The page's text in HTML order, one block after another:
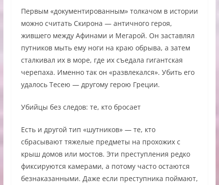
Первым «документированным» толкачом в истории
можно считать Скирона — античного героя,
жившего между Афинами и Мегарой. Он заставлял
путников мыть ему ноги на краю обрыва, а затем
сталкивал их в море, где их съедала гигантская
черепаха. Именно так он «развлекался». Убить его
удалось Тесею — другому герою Греции.
Убийцы без следов: те, кто бросает
Есть и другой тип «шутников» — те, кто
сбрасывают тяжелые предметы на прохожих с
крыш домов или мостов. Эти преступления редко
фиксируются камерами, а потому часто остаются
безнаказанными. Даже если преступника поймают,